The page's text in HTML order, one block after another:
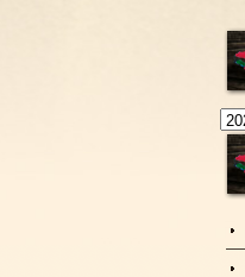
ニ
ュ
ー